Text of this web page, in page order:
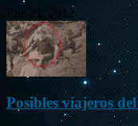
Ene 21, 2012
Posibles viajeros